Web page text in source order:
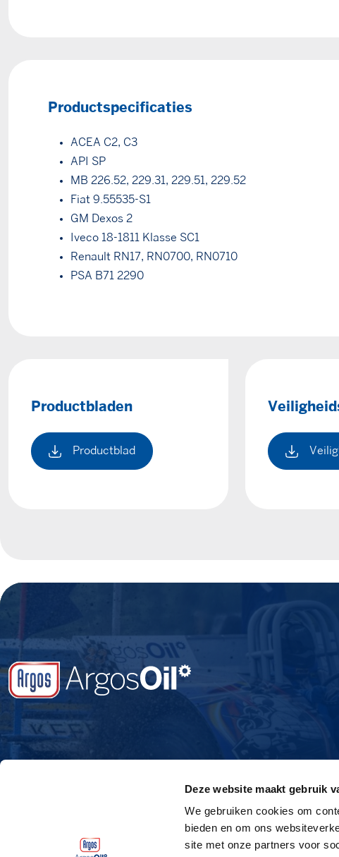
Deze website maakt gebruik
We gebruiken cookies om
bieden en om ons
site met onze partners voor
Productspecificaties
ACEA C2, C3
API SP
MB 226.52, 229.31, 229.51, 229.52
Fiat 9.55535-S1
GM Dexos 2
Iveco 18-1811 Klasse SC1
Renault RN17, RN0700, RN0710
PSA B71 2290
Productbladen
Productblad